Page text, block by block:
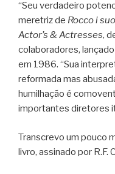
“Seu verdadeiro
meretriz de Rocco i
Actor’s & Actresses,
colaboradores,
em 1986. “Sua
reformada mas
humilhação é
importantes diretores
Transcrevo um pouco
livro, assinado por R.F.